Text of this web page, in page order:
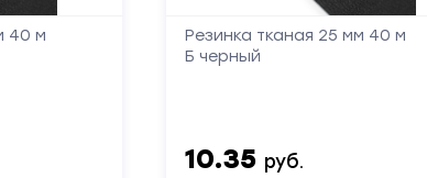
40 м
Резинка тканая 25 мм 40 м
Б черный
10.35 руб.
Ваше
имя